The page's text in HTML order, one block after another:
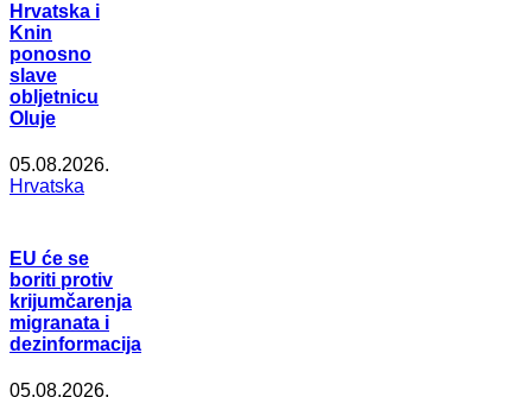
Hrvatska i
Knin
ponosno
slave
obljetnicu
Oluje
05.08.2026.
Hrvatska
EU će se
boriti protiv
krijumčarenja
migranata i
dezinformacija
05.08.2026.